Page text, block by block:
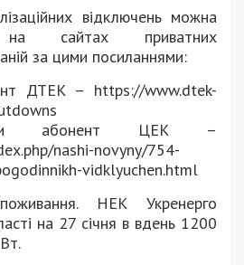
відключень можна
на сайтах приватних
за цими посиланнями:
ДТЕК – https://www.dtek-
абонент ЦЕК –
nashi-novyny/754-
vidklyuchen.html
НЕК Укренерго
на 27 січня в вдень 1200